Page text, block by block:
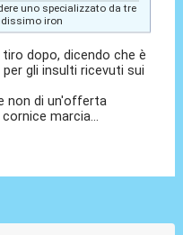
uno specializzato da tre
iron
dopo, dicendo che è
gli insulti ricevuti sui
non di un'offerta
marcia...